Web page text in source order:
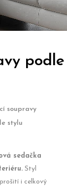
podle
soupravy
stylu
sedačka
Styl
i celkový